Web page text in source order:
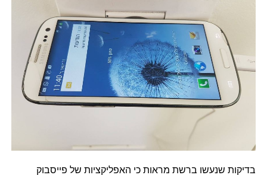
בדיקות שנעשו ברשת מראות כי האפליקציות של פייסבוק